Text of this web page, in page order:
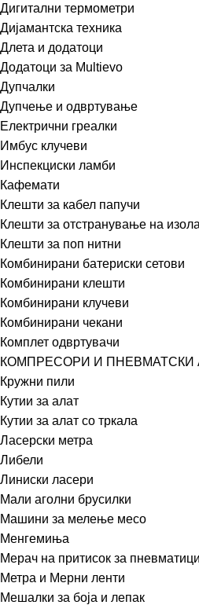
Дигитални термометри
Дијамантска техника
Длета и додатоци
Додатоци за Multievo
Дупчалки
Дупчење и одвртување
Електрични греалки
Имбус клучеви
Инспекциски ламби
Кафемати
Клешти за кабел папучи
Клешти за отстранување на
Клешти за поп нитни
Комбинирани батериски сетови
Комбинирани клешти
Комбинирани клучеви
Комбинирани чекани
Комплет одвртувачи
КОМПРЕСОРИ И ПНЕВМАТСКИ
Кружни пили
Кутии за алат
Кутии за алат со тркала
Ласерски метра
Либели
Линиски ласери
Мали аголни брусилки
Машини за мелење месо
Менгемиња
Мерач на притисок за пневматици
Метра и Мерни ленти
Мешалки за боја и лепак